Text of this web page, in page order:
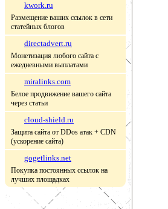
kwork.ru
Размещение ваших ссылок в сети
статейных блогов
directadvert.ru
Монетизация любого сайта с
ежедневными выплатами
miralinks.com
Белое продвижение вашего сайта
через статьи
cloud-shield.ru
Защита сайта от DDos атак + CDN
(ускорение сайта)
gogetlinks.net
Покупка постоянных ссылок на
лучших площадках